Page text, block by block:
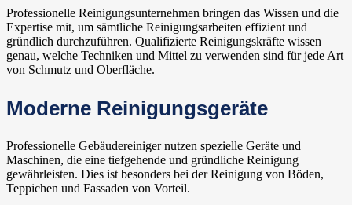
Professionelle Reinigungsunternehmen bringen das Wissen und die
Expertise mit, um sämtliche Reinigungsarbeiten effizient und
gründlich durchzuführen. Qualifizierte Reinigungskräfte wissen
genau, welche Techniken und Mittel zu verwenden sind für jede Art
von Schmutz und Oberfläche.
Moderne Reinigungsgeräte
Professionelle Gebäudereiniger nutzen spezielle Geräte und
Maschinen, die eine tiefgehende und gründliche Reinigung
gewährleisten. Dies ist besonders bei der Reinigung von Böden,
Teppichen und Fassaden von Vorteil.